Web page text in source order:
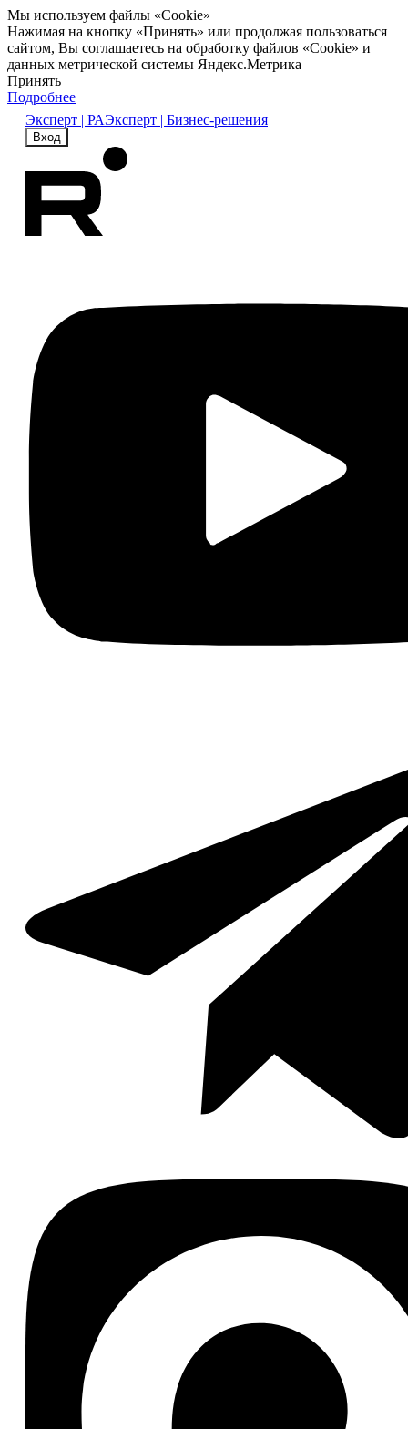
Мы используем файлы «Cookie»
Нажимая на кнопку «Принять» или продолжая пользоваться
сайтом, Вы соглашаетесь на обработку файлов «Cookie» и
данных метрической системы Яндекс.Метрика
Принять
Подробнее
Эксперт | РАЭксперт | Бизнес-решения
Вход